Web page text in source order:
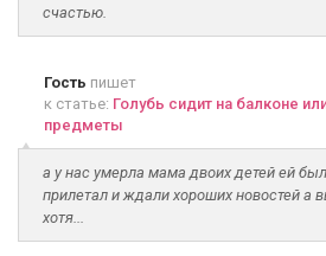
счастью.
Гость пишет
к статье: Голубь сидит на балконе
предметы
а у нас умерла мама двоих детей ей
прилетал и ждали хороших новостей а
хотя...